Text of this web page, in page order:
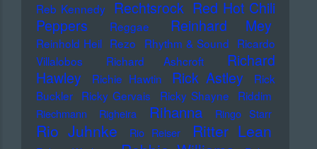
Reb Kennedy Rechtsrock Red Hot Chili
Peppers
Reggae Reinhard Mey
Reinhold Heil Rezo Rhythm & Sound Ricardo
Villalobos
Richard Ashcroft
Richard
Hawley
Richie Hawtin Rick Astley
Rick
Buckler
Ricky Gervais Ricky Shayne Riddim
Riechmann Righeira Rihanna Ringo Starr
Rio Juhnke Rio Reiser Ritter Lean